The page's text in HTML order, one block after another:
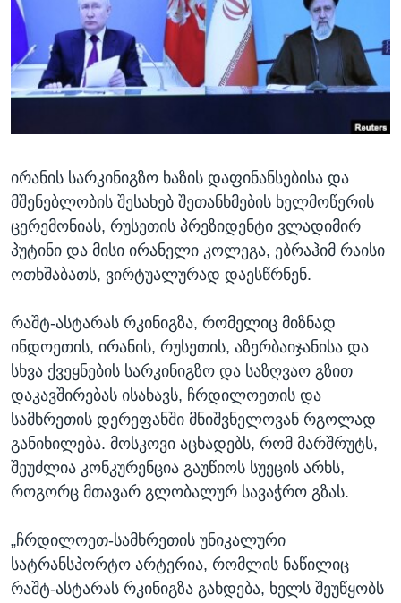
ᲡᲢᲣᲓᲘᲐ ᲕᲐᲨᲘᲜᲒᲢᲝᲜᲘ
ᲔᲙᲝᲜᲝᲛᲘᲙᲐ
ᲯᲐᲜᲛᲠᲗᲔᲚᲝᲑᲐ
ᲛᲔᲪᲜᲘᲔᲠᲔᲑᲐ
ᲒᲐᲚᲘᲚᲔᲝ
ᲓᲔᲖᲘᲜᲤᲝᲠᲛᲐᲪᲘᲐ
Learning English
ᲗᲕᲐᲚᲘ ᲒᲕᲐᲓᲔᲕᲜᲔᲗ
ირანის სარკინიგზო ხაზის დაფინანსებისა და
მშენებლობის შესახებ შეთანხმების ხელმოწერის
ცერემონიას, რუსეთის პრეზიდენტი ვლადიმირ
პუტინი და მისი ირანელი კოლეგა, ებრაჰიმ რაისი
ოთხშაბათს, ვირტუალურად დაესწრნენ.
რაშტ-ასტარას რკინიგზა, რომელიც მიზნად
ინდოეთის, ირანის, რუსეთის, აზერბაიჯანისა და
სხვა ქვეყნების სარკინიგზო და საზღვაო გზით
დაკავშირებას ისახავს, ჩრდილოეთის და
სამხრეთის დერეფანში მნიშვნელოვან რგოლად
განიხილება. მოსკოვი აცხადებს, რომ მარშრუტს,
შეუძლია კონკურენცია გაუწიოს სუეცის არხს,
როგორც მთავარ გლობალურ სავაჭრო გზას.
„ჩრდილოეთ-სამხრეთის უნიკალური
სატრანსპორტო არტერია, რომლის ნაწილიც
რაშტ-ასტარას რკინიგზა გახდება, ხელს შეუწყობს